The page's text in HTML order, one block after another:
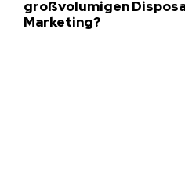
großvolumigen
Marketing?